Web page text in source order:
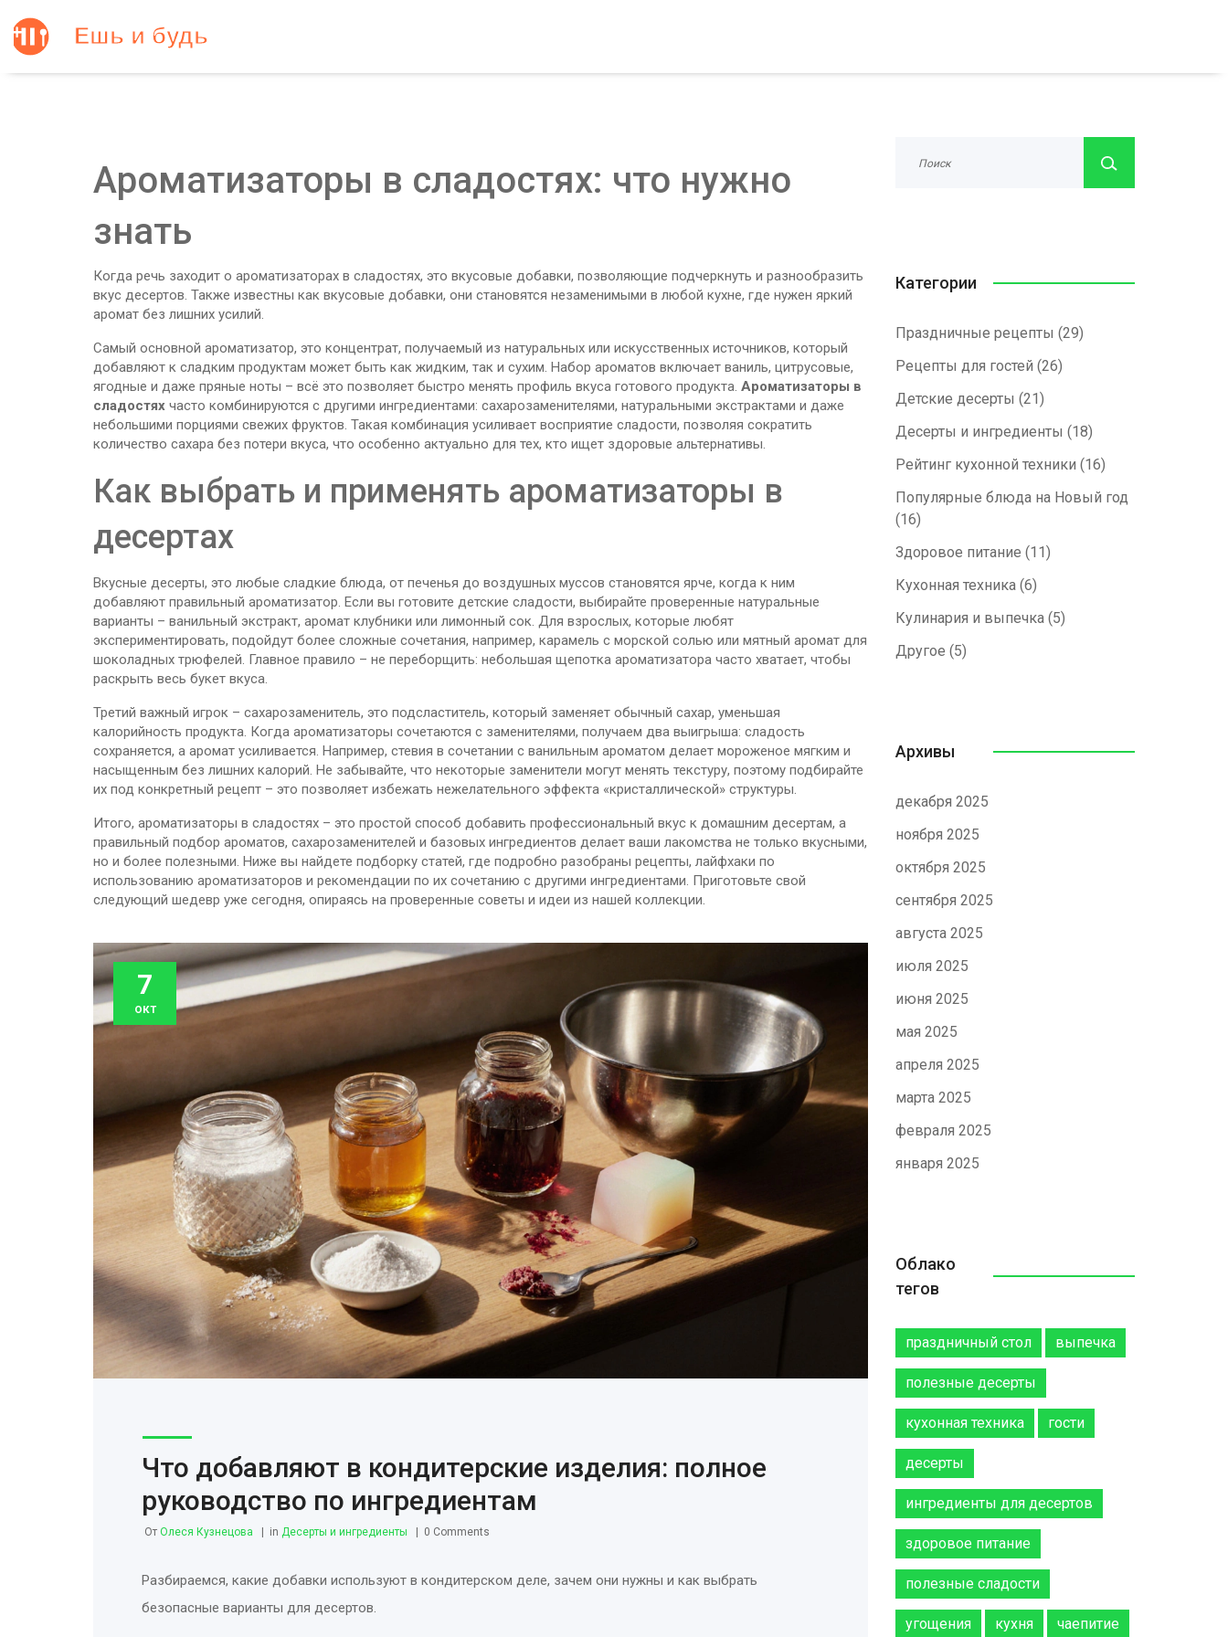
Ароматизаторы в сладостях: что нужно
знать
Когда речь заходит о ароматизаторах в сладостях, это вкусовые добавки, позволяющие подчеркнуть и разнообразить
вкус десертов. Также известны как вкусовые добавки, они становятся незаменимыми в любой кухне, где нужен яркий
аромат без лишних усилий.
Самый основной ароматизатор, это концентрат, получаемый из натуральных или искусственных источников, который
добавляют к сладким продуктам может быть как жидким, так и сухим. Набор ароматов включает ваниль, цитрусовые,
ягодные и даже пряные ноты – всё это позволяет быстро менять профиль вкуса готового продукта. Ароматизаторы в
сладостях часто комбинируются с другими ингредиентами: сахарозаменителями, натуральными экстрактами и даже
небольшими порциями свежих фруктов. Такая комбинация усиливает восприятие сладости, позволяя сократить
количество сахара без потери вкуса, что особенно актуально для тех, кто ищет здоровые альтернативы.
Как выбрать и применять ароматизаторы в
десертах
Вкусные десерты, это любые сладкие блюда, от печенья до воздушных муссов становятся ярче, когда к ним
добавляют правильный ароматизатор. Если вы готовите детские сладости, выбирайте проверенные натуральные
варианты – ванильный экстракт, аромат клубники или лимонный сок. Для взрослых, которые любят
экспериментировать, подойдут более сложные сочетания, например, карамель с морской солью или мятный аромат для
шоколадных трюфелей. Главное правило – не переборщить: небольшая щепотка ароматизатора часто хватает, чтобы
раскрыть весь букет вкуса.
Третий важный игрок – сахарозаменитель, это подсластитель, который заменяет обычный сахар, уменьшая
калорийность продукта. Когда ароматизаторы сочетаются с заменителями, получаем два выигрыша: сладость
сохраняется, а аромат усиливается. Например, стевия в сочетании с ванильным ароматом делает мороженое мягким и
насыщенным без лишних калорий. Не забывайте, что некоторые заменители могут менять текстуру, поэтому подбирайте
их под конкретный рецепт – это позволяет избежать нежелательного эффекта «кристаллической» структуры.
Итого, ароматизаторы в сладостях – это простой способ добавить профессиональный вкус к домашним десертам, а
правильный подбор ароматов, сахарозаменителей и базовых ингредиентов делает ваши лакомства не только вкусными,
но и более полезными. Ниже вы найдете подборку статей, где подробно разобраны рецепты, лайфхаки по
использованию ароматизаторов и рекомендации по их сочетанию с другими ингредиентами. Приготовьте свой
следующий шедевр уже сегодня, опираясь на проверенные советы и идеи из нашей коллекции.
7
окт
Что добавляют в кондитерские изделия: полное
руководство по ингредиентам
От Олеся Кузнецова in Десерты и ингредиенты 0 Comments
Разбираемся, какие добавки используют в кондитерском деле, зачем они нужны и как выбрать
безопасные варианты для десертов.
Категории
Праздничные рецепты (29)
Рецепты для гостей (26)
Детские десерты (21)
Десерты и ингредиенты (18)
Рейтинг кухонной техники (16)
Популярные блюда на Новый год
(16)
Здоровое питание (11)
Кухонная техника (6)
Кулинария и выпечка (5)
Другое (5)
Архивы
декабря 2025
ноября 2025
октября 2025
сентября 2025
августа 2025
июля 2025
июня 2025
мая 2025
апреля 2025
марта 2025
февраля 2025
января 2025
Облако
тегов
праздничный стол выпечка
полезные десерты
кухонная техника гости
десерты
ингредиенты для десертов
здоровое питание
полезные сладости
угощения кухня чаепитие